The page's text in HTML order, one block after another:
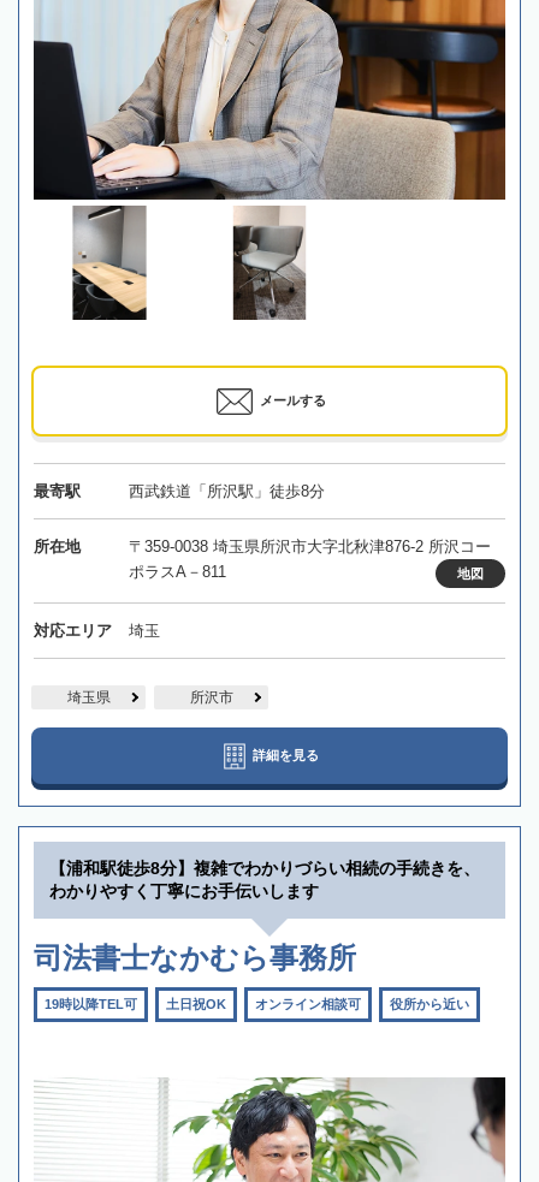
メールする
最寄駅 西武鉄道「所沢駅」徒歩8分
所在地
〒359-0038 埼玉県所沢市大字北秋津876-2 所沢コー
ポラスA－811
地図
対応エリア 埼玉
埼玉県 所沢市
詳細を見る
【浦和駅徒歩8分】複雑でわかりづらい相続の手続きを、
わかりやすく丁寧にお手伝いします
司法書士なかむら事務所
19時以降TEL可 土日祝OK オンライン相談可 役所から近い